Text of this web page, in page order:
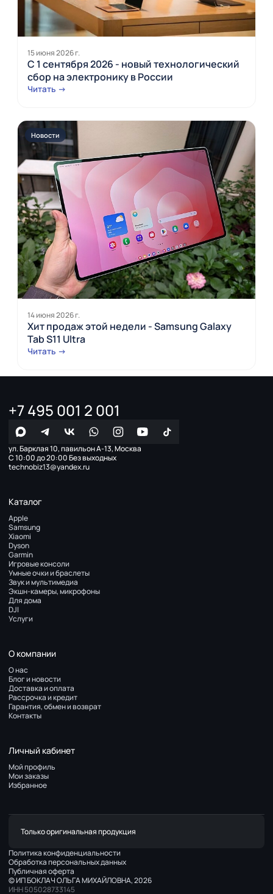
15 июня 2026 г.
С 1 сентября 2026 - новый технологический
сбор на электронику в России
Читать →
Новости
14 июня 2026 г.
Хит продаж этой недели - Samsung Galaxy
Tab S11 Ultra
Читать →
+7 495 001 2 001
ул. Барклая 10, павильон А-13, Москва
С 10:00 до 20:00 Без выходных
technobiz13@yandex.ru
Каталог
Apple
Samsung
Xiaomi
Dyson
Garmin
Игровые консоли
Умные очки и браслеты
Звук и мультимедиа
Экшн-камеры, микрофоны
Для дома
DJI
Услуги
О компании
О нас
Блог и новости
Доставка и оплата
Рассрочка и кредит
Гарантия, обмен и возврат
Контакты
Личный кабинет
Мой профиль
Мои заказы
Избранное
Только оригинальная продукция
Политика конфиденциальности
Обработка персональных данных
Публичная оферта
© ИП БОКЛАЧ ОЛЬГА МИХАЙЛОВНА, 2026
ИНН 505028733145